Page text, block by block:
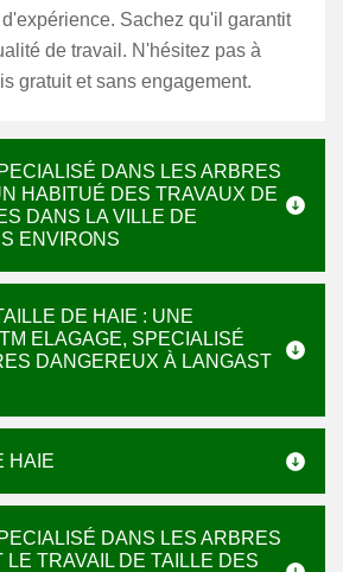
Sachez qu'il garantit
de travail. N'hésitez pas à
gratuit et sans engagement.
DANS LES ARBRES
HABITUÉ DES TRAVAUX DE
DANS LA VILLE DE
ENVIRONS
DE HAIE : UNE
ELAGAGE, SPECIALISÉ
DANGEREUX À LANGAST
HAIE
DANS LES ARBRES
LE TRAVAIL DE TAILLE DES